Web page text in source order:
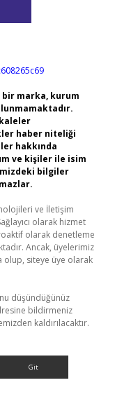
marka, kurum
haber niteliği
hakkında
ve kişiler ile isim
bilgiler
ve İletişim
olarak hizmet
olarak denetleme
Ancak, üyelerimiz
olup, siteye üye olarak
düşündüğünüz
bildirmeniz
kaldırılacaktır.